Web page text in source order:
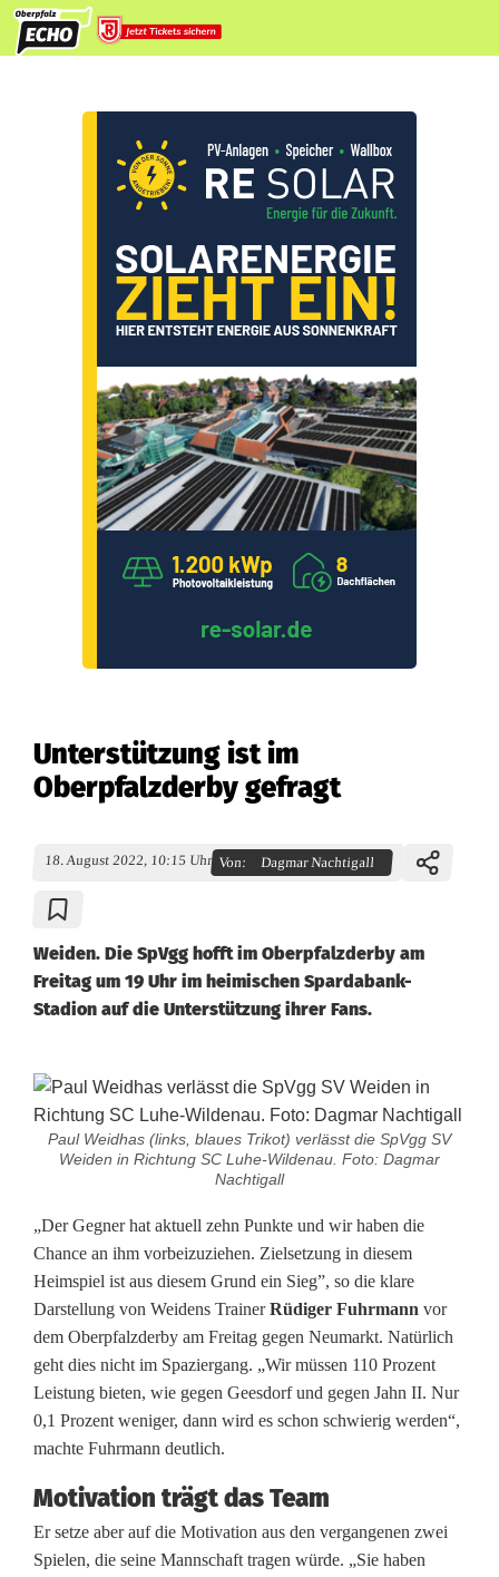
Unterstützung ist im
Oberpfalzderby gefragt
18. August 2022, 10:15 Uhr Von: Dagmar Nachtigall
Weiden. Die SpVgg hofft im Oberpfalzderby am
Freitag um 19 Uhr im heimischen Spardabank-
Stadion auf die Unterstützung ihrer Fans.
U
n
e
r
s
t
ü
t
u
n
Paul Weidhas (links, blaues Trikot) verlässt die SpVgg SV
Weiden in Richtung SC Luhe-Wildenau. Foto: Dagmar
Nachtigall
„Der Gegner hat aktuell zehn Punkte und wir haben die
Chance an ihm vorbeizuziehen. Zielsetzung in diesem
Heimspiel ist aus diesem Grund ein Sieg”, so die klare
Darstellung von Weidens TrainerRüdiger Fuhrmann vor
dem Oberpfalzderby am Freitag gegen Neumarkt. Natürlich
geht dies nicht im Spaziergang. „Wir müssen 110 Prozent
Leistung bieten, wie gegen Geesdorf und gegen Jahn II. Nur
0,1 Prozent weniger, dann wird es schon schwierig werden“,
machte Fuhrmann deutlich.
Motivation trägt das Team
Er setze aber auf die Motivation aus den vergangenen zwei
Spielen, die seine Mannschaft tragen würde. „Sie haben